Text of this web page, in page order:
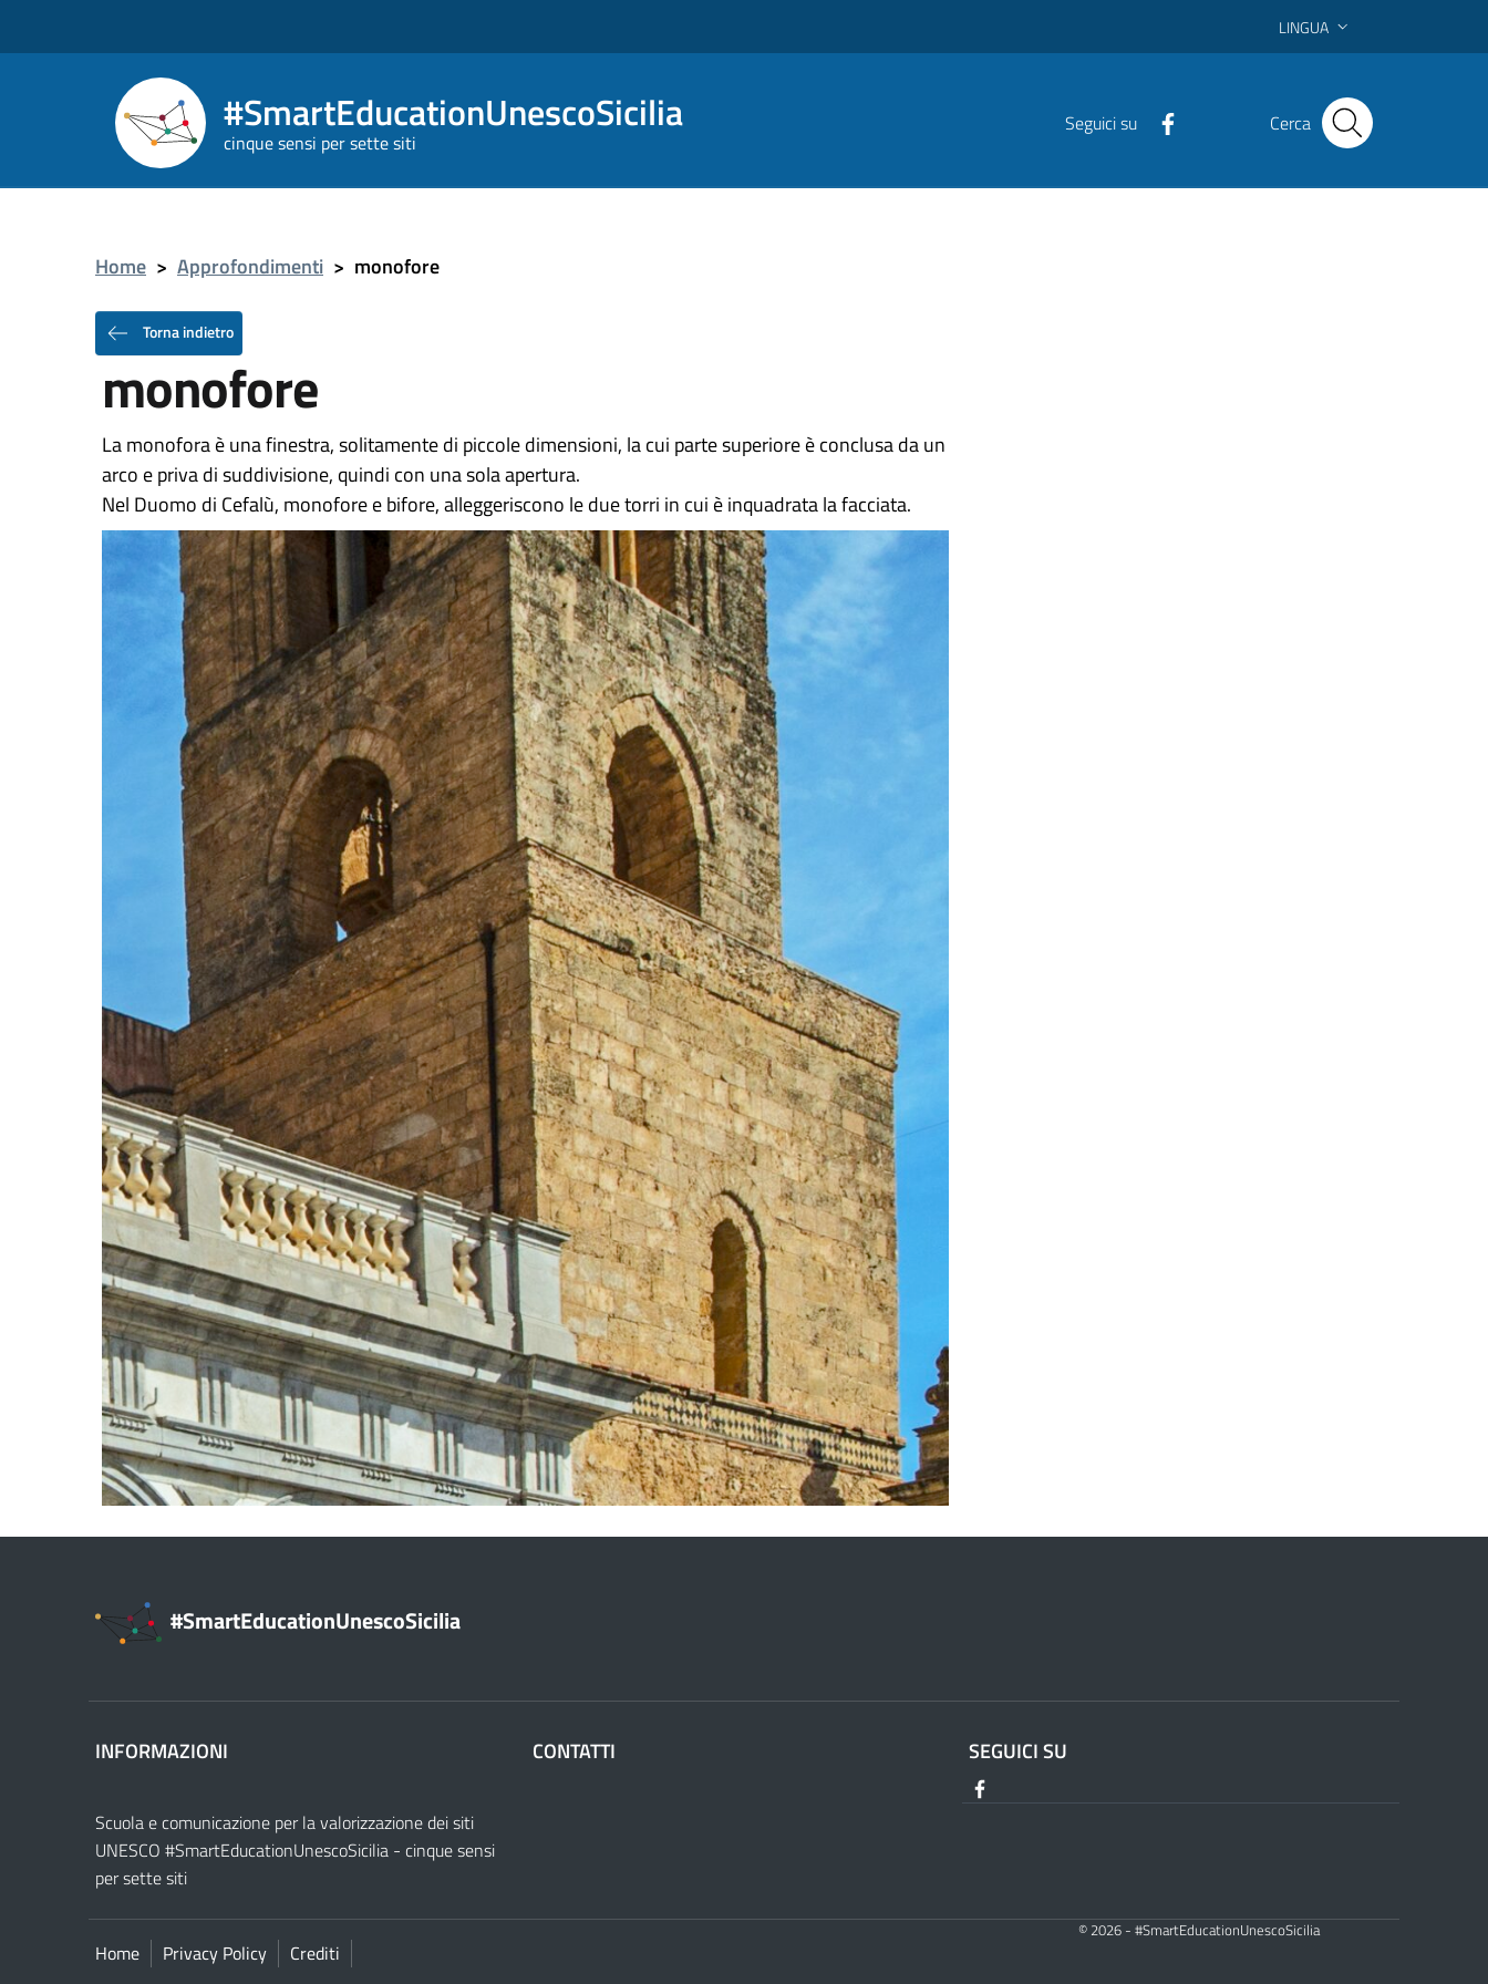
LINGUA
#SmartEducationUnescoSicilia
cinque sensi per sette siti
Seguici su Cerca
Home > Approfondimenti > monofore
Torna indietro
monofore
La monofora è una finestra, solitamente di piccole dimensioni, la cui parte superiore è conclusa da un
arco e priva di suddivisione, quindi con una sola apertura.
Nel Duomo di Cefalù, monofore e bifore, alleggeriscono le due torri in cui è inquadrata la facciata.
#SmartEducationUnescoSicilia
INFORMAZIONI
Scuola e comunicazione per la valorizzazione dei siti
UNESCO #SmartEducationUnescoSicilia - cinque sensi
per sette siti
CONTATTI SEGUICI SU
Home Privacy Policy Crediti
© 2026 - #SmartEducationUnescoSicilia